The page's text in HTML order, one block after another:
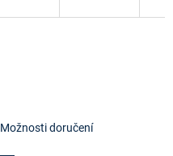
Možnosti doručení